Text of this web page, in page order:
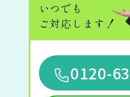
いつでも
ご対応します！
0120-